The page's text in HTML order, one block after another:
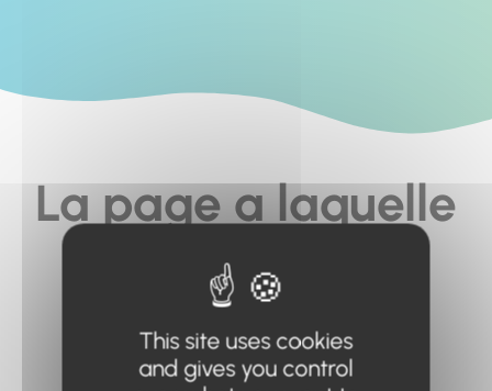
La page a laquelle
vous cherchez à
accéder n'existe
pas... ou plus.
This site uses cookies
and gives you control